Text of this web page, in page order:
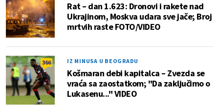
Rat – dan 1.623: Dronovi i rakete nad
Ukrajinom, Moskva udara sve jače; Broj
mrtvih raste FOTO/VIDEO
366 IZ MINUSA U BEOGRADU
Košmaran debi kapitalca – Zvezda se
vraća sa zaostatkom; "Da zaključimo o
Lukasenu..." VIDEO